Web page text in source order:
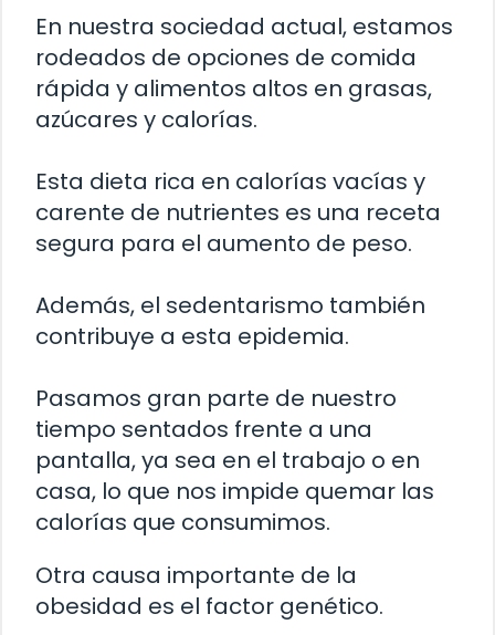
En nuestra sociedad actual, estamos
rodeados de opciones de comida
rápida y alimentos altos en grasas,
azúcares y calorías.
Esta dieta rica en calorías vacías y
carente de nutrientes es una receta
segura para el aumento de peso.
Además, el sedentarismo también
contribuye a esta epidemia.
Pasamos gran parte de nuestro
tiempo sentados frente a una
pantalla, ya sea en el trabajo o en
casa, lo que nos impide quemar las
calorías que consumimos.
Otra causa importante de la
obesidad es el factor genético.